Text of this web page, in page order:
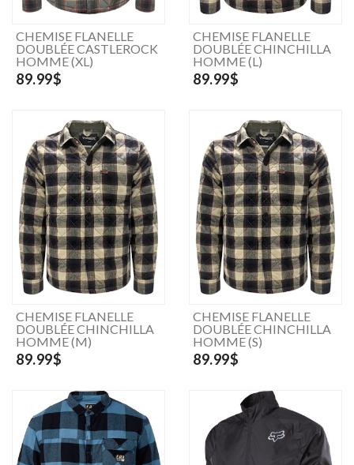
CHEMISE FLANELLE
DOUBLÉE CASTLEROCK
HOMME (XL)
89.99$
CHEMISE FLANELLE
DOUBLÉE CHINCHILLA
HOMME (L)
89.99$
CHEMISE FLANELLE
DOUBLÉE CHINCHILLA
HOMME (M)
89.99$
CHEMISE FLANELLE
DOUBLÉE CHINCHILLA
HOMME (S)
89.99$